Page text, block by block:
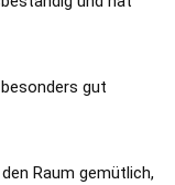
gut
Raum gemütlich,